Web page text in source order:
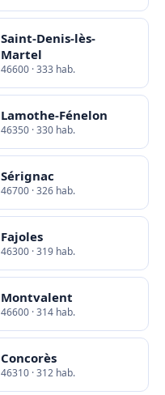
Saint-Denis-lès-
Martel
46600 · 333 hab.
Lamothe-Fénelon
46350 · 330 hab.
Sérignac
46700 · 326 hab.
Fajoles
46300 · 319 hab.
Montvalent
46600 · 314 hab.
Concorès
46310 · 312 hab.